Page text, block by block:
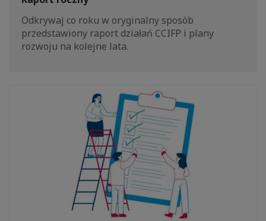
Odkrywaj co roku w oryginalny sposób
przedstawiony raport działań CCIFP i plany
rozwoju na kolejne lata.